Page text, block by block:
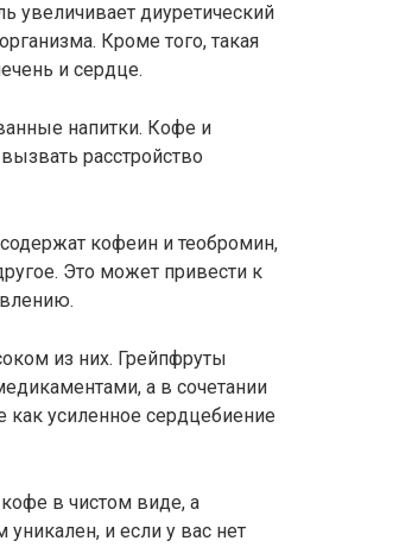
увеличивает диуретический
Кроме того, такая
и сердце.
напитки. Кофе и
расстройство
кофеин и теобромин,
Это может привести к
из них. Грейпфруты
а в сочетании
усиленное сердцебиение
в чистом виде, а
и если у вас нет